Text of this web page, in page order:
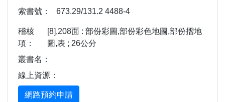
索書號：
673.29/131.2 4488-4
稽核
項：
[8],208面 : 部份彩圖,部份彩色地圖,部份摺地
圖,表 ; 26公分
叢書名：
線上資源：